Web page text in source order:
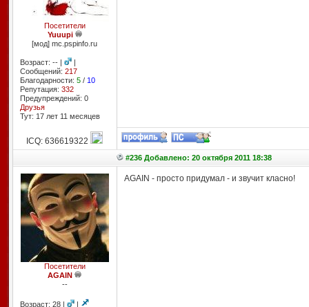
Посетители
Yuuupi
[мод] mc.pspinfo.ru
Возраст: -- |
|
Сообщений: 217
Благодарности: 5/ 10
Репутация: 332
Предупреждений: 0
Друзья
Тут: 17 лет 11 месяцев
ICQ: 636619322
#236 Добавлено: 20 октября 2011 18:38
Посетители
AGAIN
--
Возраст: 28 | |
AGAIN - просто придумал - и звучит класно!